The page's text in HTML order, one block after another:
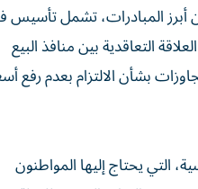
أبرز المبادرات، تشمل تأسيس
التعاقدية بين منافذ البيع
بشأن الالتزام بعدم رفع
التي يحتاج إليها المواطنون